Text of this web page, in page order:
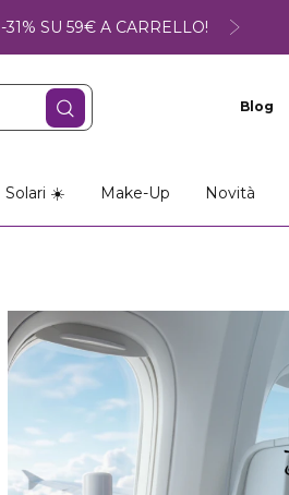
-31% SU 59€ A CARRELLO!
Blog
Solari ☀️ Make-Up Novità